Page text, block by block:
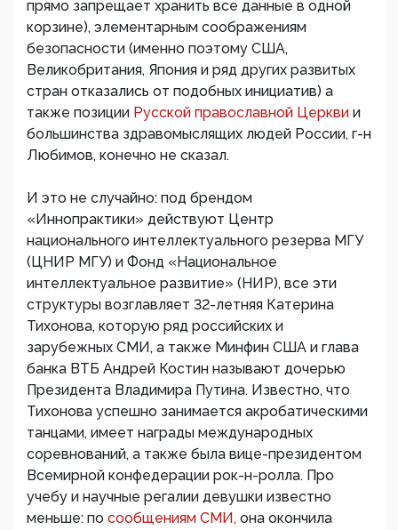
прямо запрещает хранить все данные в одной
корзине), элементарным соображениям
безопасности (именно поэтому США,
Великобритания, Япония и ряд других развитых
стран отказались от подобных инициатив) а
также позиции Русской православной Церкви и
большинства здравомыслящих людей России, г-н
Любимов, конечно не сказал.
И это не случайно: под брендом
«Иннопрактики» действуют Центр
национального интеллектуального резерва МГУ
(ЦНИР МГУ) и Фонд «Национальное
интеллектуальное развитие» (НИР), все эти
структуры возглавляет 32-летняя Катерина
Тихонова, которую ряд российских и
зарубежных СМИ, а также Минфин США и глава
банка ВТБ Андрей Костин называют дочерью
Президента Владимира Путина. Известно, что
Тихонова успешно занимается акробатическими
танцами, имеет награды международных
соревнований, а также была вице-президентом
Всемирной конфедерации рок-н-ролла. Про
учебу и научные регалии девушки известно
меньше: по сообщениям СМИ, она окончила